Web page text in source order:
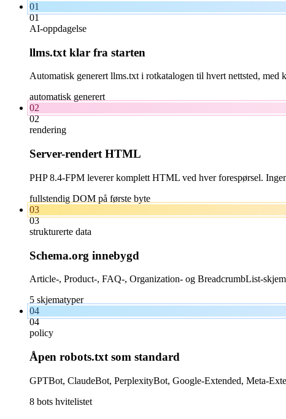
01
01
AI-oppdagelse
llms.txt klar fra starten
Automatisk generert llms.txt i rotkatalogen til hvert nettsted,
automatisk generert
02
02
rendering
Server-rendert HTML
PHP 8.4-FPM leverer komplett HTML ved hver forespørsel.
fullstendig DOM på første byte
03
03
strukturerte data
Schema.org innebygd
Article-, Product-, FAQ-, Organization- og BreadcrumbList-
5 skjematyper
04
04
policy
Åpen robots.txt som standard
GPTBot, ClaudeBot, PerplexityBot, Google-Extended, Meta-
8 bots hvitelistet